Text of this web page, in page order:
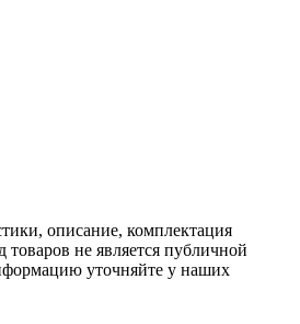
описание, комплектация
не является публичной
уточняйте у наших